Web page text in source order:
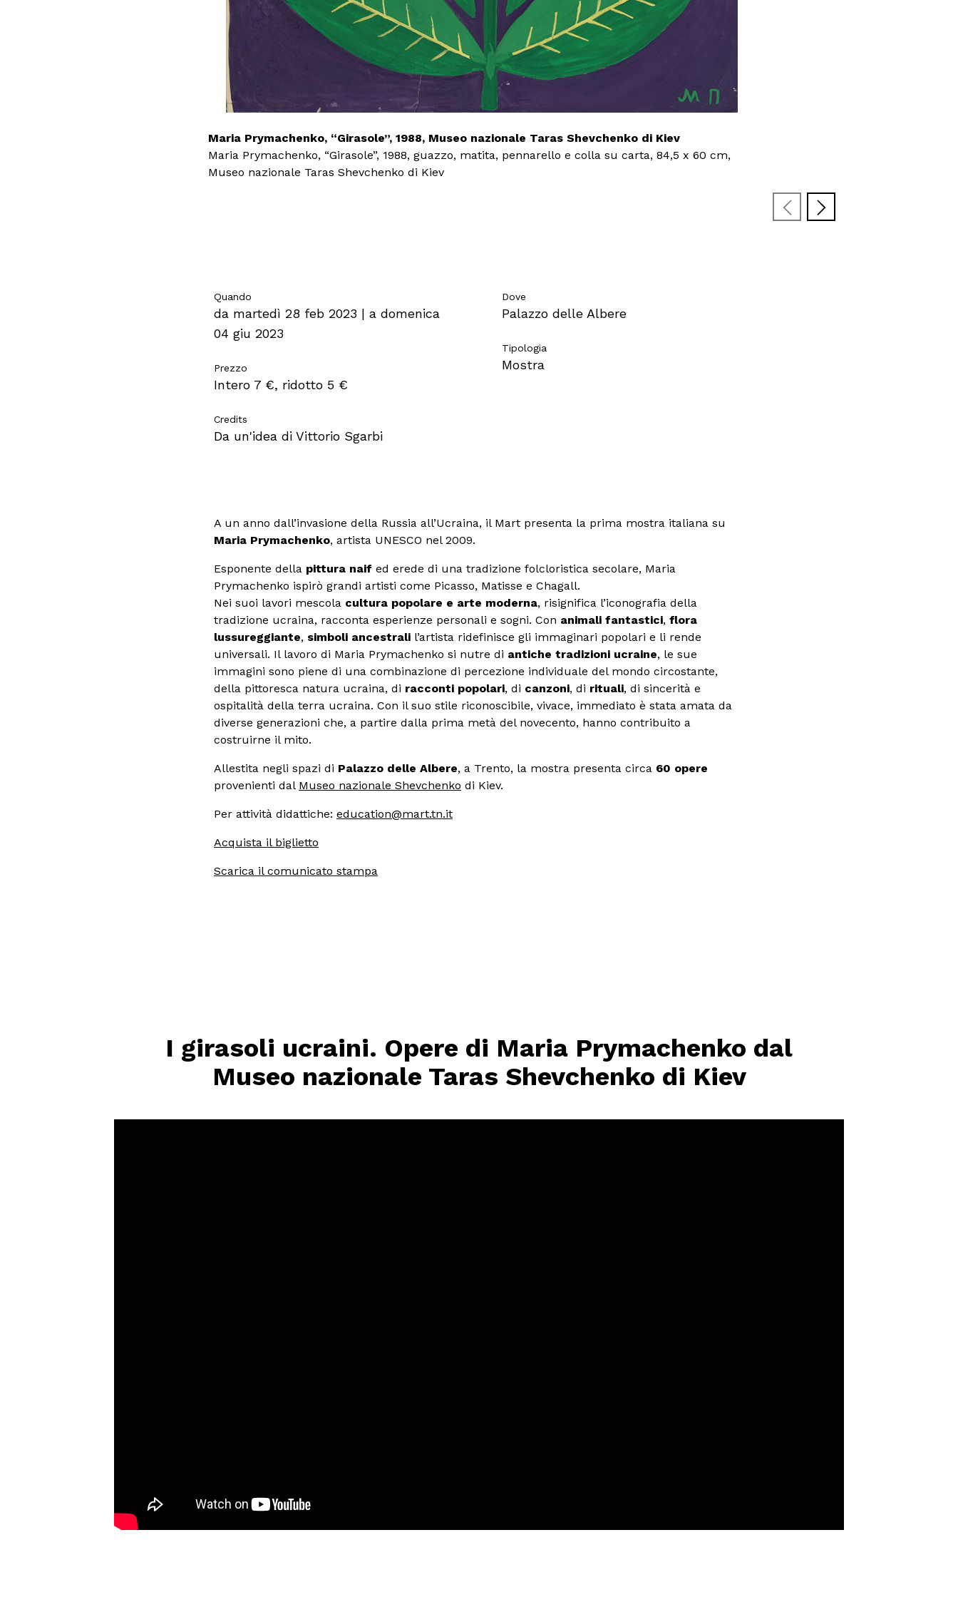
Maria Prymachenko, “Girasole”, 1988, Museo nazionale Taras Shevchenko di Kiev
Maria Prymachenko, “Girasole”, 1988, guazzo, matita, pennarello e colla su carta, 84,5 x 60 cm,
Museo nazionale Taras Shevchenko di Kiev
Maria Prymachenko, "Fiori dell’universo (patlashki) in un vaso", 1964, Museo nazionale Taras
Shevchenko di Kiev
Quando
da martedì 28 feb 2023 | a domenica
04 giu 2023
Prezzo
Intero 7 €, ridotto 5 €
Credits
Da un'idea di Vittorio Sgarbi
Dove
Palazzo delle Albere
Tipologia
Mostra
A un anno dall’invasione della Russia all’Ucraina, il Mart presenta la prima mostra italiana su
Maria Prymachenko, artista UNESCO nel 2009.
Esponente della pittura naif ed erede di una tradizione folcloristica secolare, Maria
Prymachenko ispirò grandi artisti come Picasso, Matisse e Chagall.
Nei suoi lavori mescola cultura popolare e arte moderna, risignifica l’iconografia della
tradizione ucraina, racconta esperienze personali e sogni. Con animali fantastici, flora
lussureggiante, simboli ancestrali l’artista ridefinisce gli immaginari popolari e li rende
universali. Il lavoro di Maria Prymachenko si nutre di antiche tradizioni ucraine, le sue
immagini sono piene di una combinazione di percezione individuale del mondo circostante,
della pittoresca natura ucraina, di racconti popolari, di canzoni, di rituali, di sincerità e
ospitalità della terra ucraina. Con il suo stile riconoscibile, vivace, immediato è stata amata da
diverse generazioni che, a partire dalla prima metà del novecento, hanno contribuito a
costruirne il mito.
Allestita negli spazi di Palazzo delle Albere, a Trento, la mostra presenta circa 60 opere
provenienti dal Museo nazionale Shevchenko di Kiev.
Per attività didattiche: education@mart.tn.it
Acquista il biglietto
Scarica il comunicato stampa
I girasoli ucraini. Opere di Maria Prymachenko dal
Museo nazionale Taras Shevchenko di Kiev